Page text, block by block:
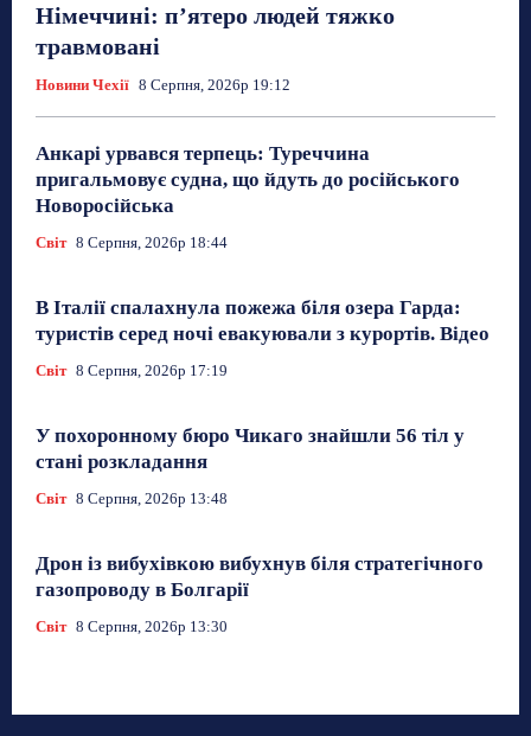
Німеччині: п’ятеро людей тяжко
травмовані
Новини Чехії 8 Серпня, 2026р 19:12
Анкарі урвався терпець: Туреччина
пригальмовує судна, що йдуть до російського
Новоросійська
Світ 8 Серпня, 2026р 18:44
В Італії спалахнула пожежа біля озера Гарда:
туристів серед ночі евакуювали з курортів. Відео
Світ 8 Серпня, 2026р 17:19
У похоронному бюро Чикаго знайшли 56 тіл у
стані розкладання
Світ 8 Серпня, 2026р 13:48
Дрон із вибухівкою вибухнув біля стратегічного
газопроводу в Болгарії
Світ 8 Серпня, 2026р 13:30